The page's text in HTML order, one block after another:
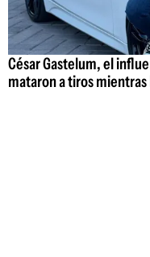
César Gastelum, el
mataron a tiros